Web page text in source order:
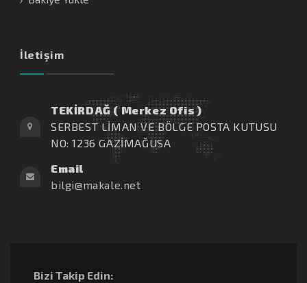
İletişim
TEKİRDAĞ ( Merkez Ofis )
SERBEST LİMAN VE BÖLGE POSTA KUTUSU
NO: 1236 GAZİMAĞUSA
Email
bilgi@makale.net
Bizi Takip Edin: